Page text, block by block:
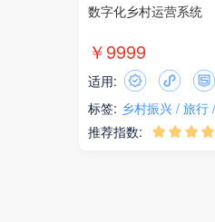
数字化乡村运营系统
￥9999
适用:
标签: 乡村振兴 旅行
推荐指数:
   